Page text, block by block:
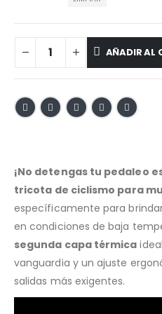
AÑADIR AL
¡No detengas tu pedaleo
tricota de ciclismo para
específicamente para
en condiciones de baja
segunda capa térmica
vanguardia y un ajuste
salidas más exigentes.